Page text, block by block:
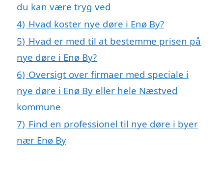
du kan være tryg ved
4) Hvad koster nye døre i Enø By?
5) Hvad er med til at bestemme prisen på
nye døre i Enø By?
6) Oversigt over firmaer med speciale i
nye døre i Enø By eller hele Næstved
kommune
7) Find en professionel til nye døre i byer
nær Enø By